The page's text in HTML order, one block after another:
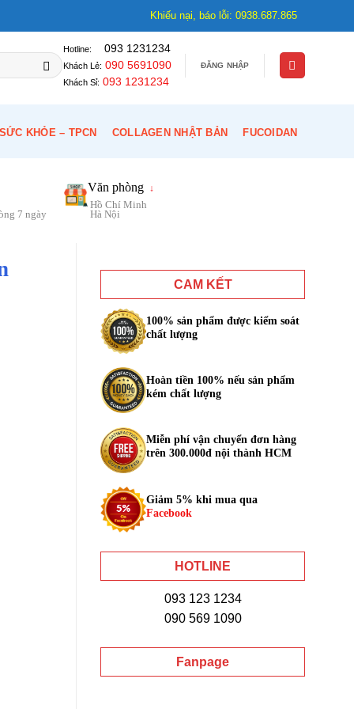
Khiếu nại, báo lỗi: 0938.687.865
Hotline: 093 1231234
Khách Lẻ: 090 5691090
Khách Sỉ: 093 1231234
ĐĂNG NHẬP
KHỎE – TPCN COLLAGEN NHẬT BẢN FUCOIDAN
7 ngày
Văn phòng ↓
Hồ Chí Minh
Hà Nội
CAM KẾT
100% sản phẩm được kiểm soát
chất lượng
Hoàn tiền 100% nếu sản phẩm
kém chất lượng
Miễn phí vận chuyển đơn hàng
trên 300.000đ nội thành HCM
Giảm 5% khi mua qua
Facebook
HOTLINE
093 123 1234
090 569 1090
Fanpage